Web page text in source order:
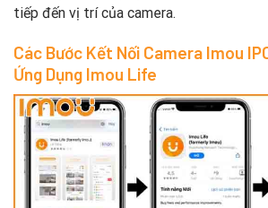
tiếp đến vị trí của camera.
Các Bước Kết Nối Camera Imou
Ứng Dụng Imou Life